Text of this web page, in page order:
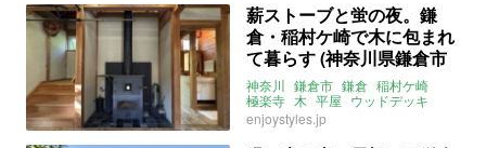
薪ストーブと蛍の夜。鎌
倉・稲村ケ崎で木に包まれ
て暮らす (神奈川県鎌倉市
119㎡の売買物件)
神奈川 鎌倉市 鎌倉 稲村ケ崎
極楽寺 木 平屋 ウッドデッキ
二世帯住宅 薪ストーブ
アウトドア 自然
enjoystyles.jp